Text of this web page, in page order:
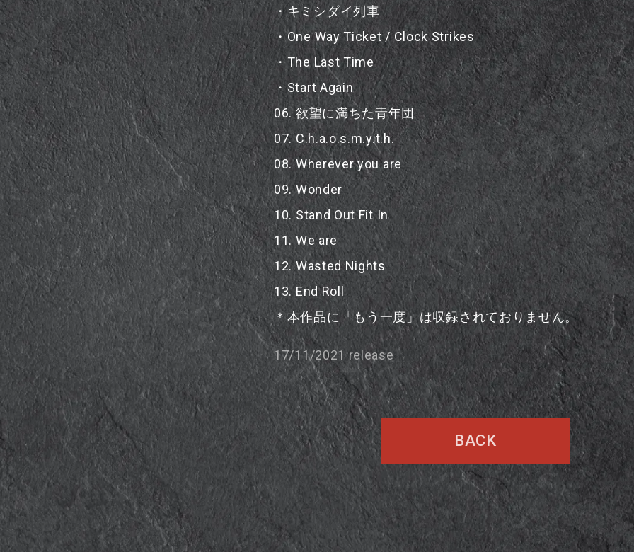
・キミシダイ列車
・One Way Ticket / Clock Strikes
・The Last Time
・Start Again
06. 欲望に満ちた青年団
07. C.h.a.o.s.m.y.t.h.
08. Wherever you are
09. Wonder
10. Stand Out Fit In
11. We are
12. Wasted Nights
13. End Roll
＊本作品に「もう一度」は収録されておりません。
17/11/2021 release
BACK